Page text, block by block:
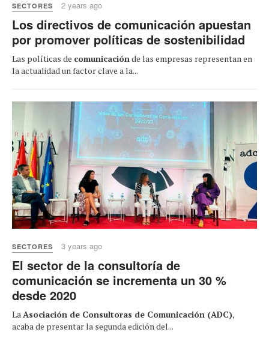
SECTORES 2 years ago
Los directivos de comunicación apuestan
por promover políticas de sostenibilidad
Las políticas de comunicación de las empresas representan en
la actualidad un factor clave a la...
SECTORES 3 years ago
El sector de la consultoría de
comunicación se incrementa un 30 %
desde 2020
LaAsociación de Consultoras de Comunicación (ADC),
acaba de presentar la segunda edición del...